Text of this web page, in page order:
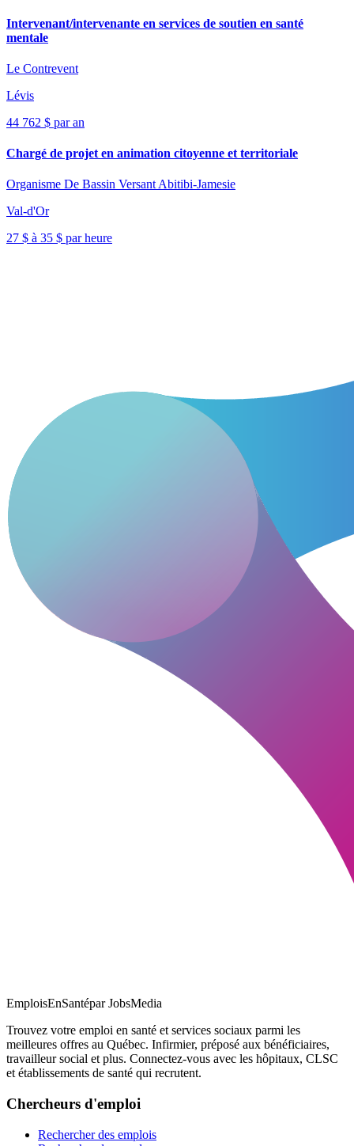
Intervenant/intervenante en services de soutien en santé
mentale
Le Contrevent
Lévis
44 762 $ par an
Chargé de projet en animation citoyenne et territoriale
Organisme De Bassin Versant Abitibi-Jamesie
Val-d'Or
27 $ à 35 $ par heure
EmploisEnSantépar JobsMedia
Trouvez votre emploi en santé et services sociaux parmi les
meilleures offres au Québec. Infirmier, préposé aux bénéficiaires,
travailleur social et plus. Connectez-vous avec les hôpitaux, CLSC
et établissements de santé qui recrutent.
Chercheurs d'emploi
Rechercher des emplois